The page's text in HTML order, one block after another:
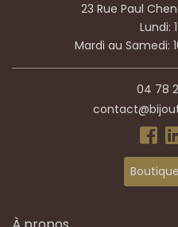
23 Rue Paul
Lundi:
Mardi au Samedi:
04 78